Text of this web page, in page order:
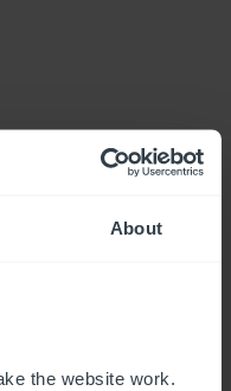
About
the website work.
3858321